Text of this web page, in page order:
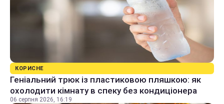
КОРИСНЕ
Геніальний трюк із пластиковою пляшкою: як
охолодити кімнату в спеку без кондиціонера
06 серпня 2026, 16:19